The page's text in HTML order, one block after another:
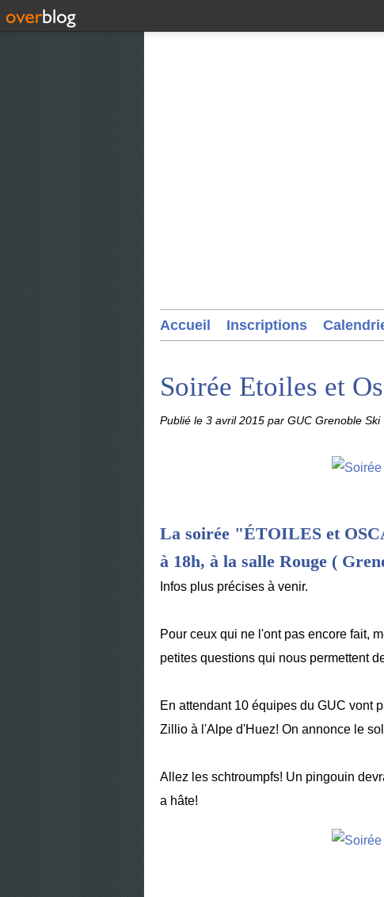
Accueil Inscriptions
Soirée Etoiles et
Publié le 3 avril 2015 par GUC Grenoble Ski
La soirée "ÉTOILES et
à 18h, à la salle Rouge (
Infos plus précises à venir.
Pour ceux qui ne l'ont pas encore fait,
petites questions qui nous permettent
En attendant 10 équipes du GUC vont
Zillio à l'Alpe d'Huez! On annonce le
Allez les schtroumpfs! Un pingouin
a hâte!